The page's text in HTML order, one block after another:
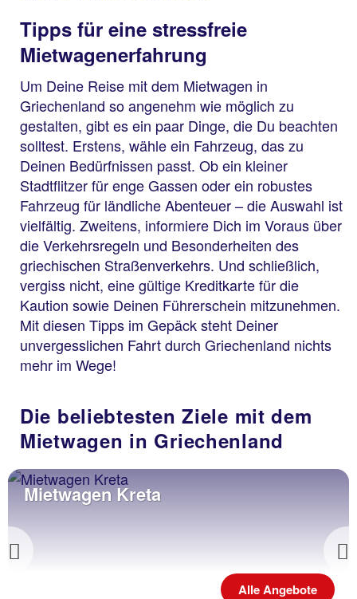
Tipps für eine stressfreie
Mietwagenerfahrung
Um Deine Reise mit dem Mietwagen in
Griechenland so angenehm wie möglich zu
gestalten, gibt es ein paar Dinge, die Du beachten
solltest. Erstens, wähle ein Fahrzeug, das zu
Deinen Bedürfnissen passt. Ob ein kleiner
Stadtflitzer für enge Gassen oder ein robustes
Fahrzeug für ländliche Abenteuer – die Auswahl ist
vielfältig. Zweitens, informiere Dich im Voraus über
die Verkehrsregeln und Besonderheiten des
griechischen Straßenverkehrs. Und schließlich,
vergiss nicht, eine gültige Kreditkarte für die
Kaution sowie Deinen Führerschein mitzunehmen.
Mit diesen Tipps im Gepäck steht Deiner
unvergesslichen Fahrt durch Griechenland nichts
mehr im Wege!
Die beliebtesten Ziele mit dem
Mietwagen in Griechenland
Previous
Mietwagen Kreta
Alle Angebote